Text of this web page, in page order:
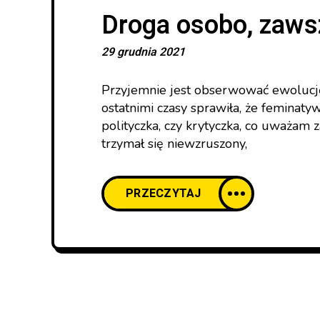
Droga osobo,
29 grudnia 2021
Przyjemnie jest obserwować
ostatnimi czasy sprawiła, że
polityczka, czy krytyczka, co uważam
trzymał się niewzruszony,
PRZECZYTAJ